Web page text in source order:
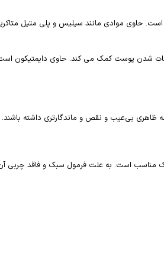
حاوی موادی مانند سیلیس و پلی متیل
مات شدن پوست کمک می کند. حاوی دایمتیکون
بی‌عیب‌ و نقص و ماندگارتری داشته باشند.
است. به علت فرمول سبک و فاقد چربی آن،